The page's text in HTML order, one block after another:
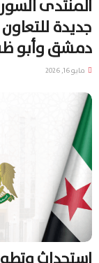
جديدة
دمشق وأبو
مايو 16, 2026